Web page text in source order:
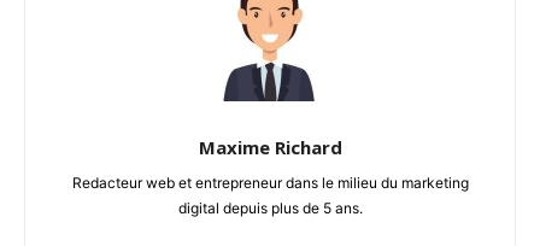
Maxime Richard
Redacteur web et entrepreneur dans le milieu du marketing
digital depuis plus de 5 ans.